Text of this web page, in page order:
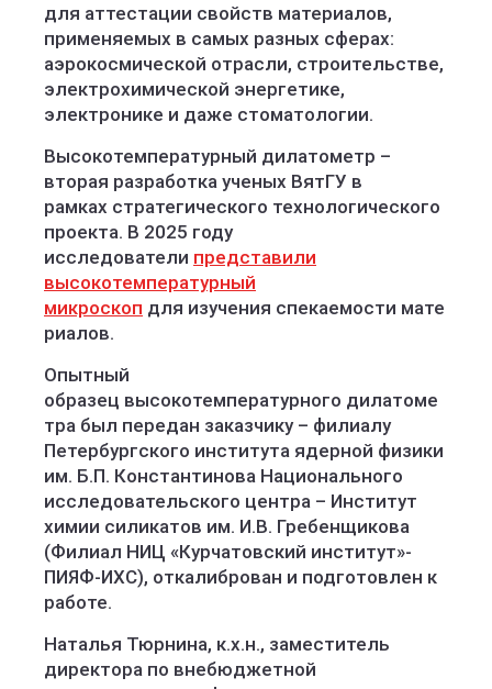
для аттестации свойств материалов,
применяемых в самых разных сферах:
аэрокосмической отрасли, строительстве,
электрохимической энергетике,
электронике и даже стоматологии.
Высокотемпературный дилатометр –
вторая разработка ученых ВятГУ в
рамках стратегического технологического
проекта. В 2025 году
исследователи представили
высокотемпературный
микроскоп для изучения спекаемости мате
риалов.
Опытный
образец высокотемпературного дилатоме
тра был передан заказчику – филиалу
Петербургского института ядерной физики
им. Б.П. Константинова Национального
исследовательского центра – Институт
химии силикатов им. И.В. Гребенщикова
(Филиал НИЦ «Курчатовский институт»-
ПИЯФ-ИХС), откалиброван и подготовлен к
работе.
Наталья Тюрнина, к.х.н., заместитель
директора по внебюджетной